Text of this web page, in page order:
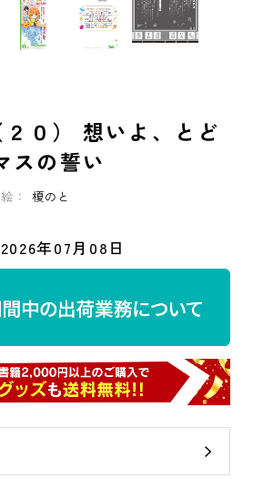
０） 想いよ、とど
スの誓い
絵： 榎のと
2026年07月08日